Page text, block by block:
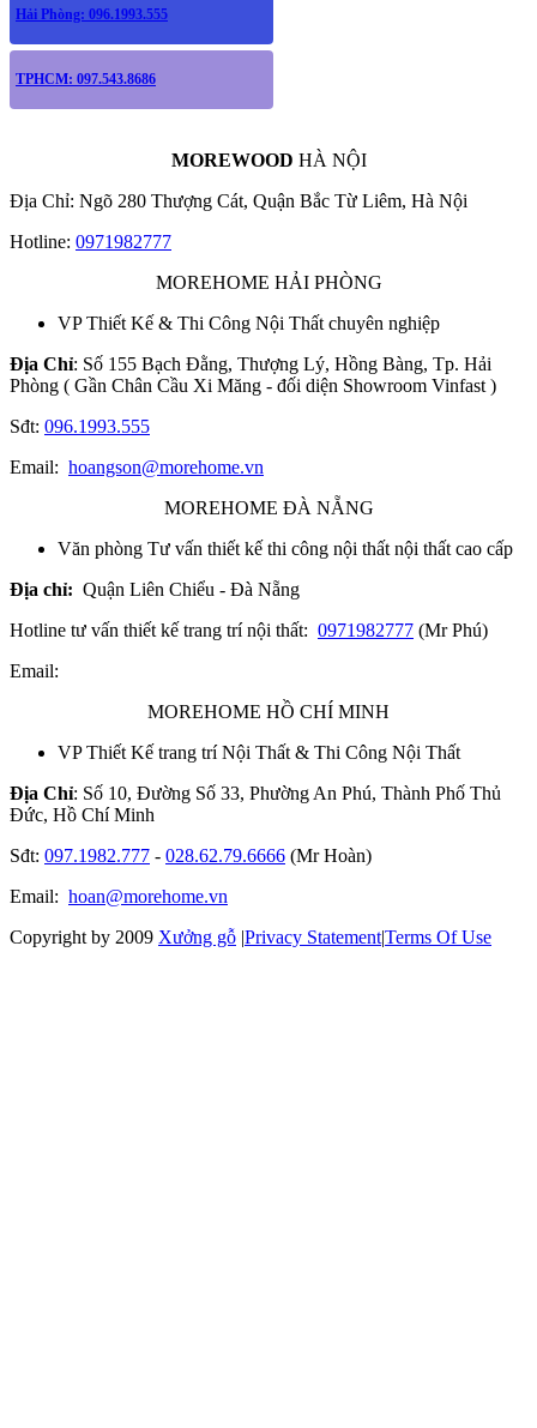
Hải Phòng: 096.1993.555
TPHCM: 097.543.8686
MOREWOOD HÀ NỘI
Địa Chỉ: Ngõ 280 Thượng Cát, Quận Bắc Từ Liêm, Hà Nội
Hotline: 0971982777
MOREHOME HẢI PHÒNG
VP Thiết Kế & Thi Công Nội Thất chuyên nghiệp
Địa Chỉ: Số 155 Bạch Đằng, Thượng Lý, Hồng Bàng, Tp. Hải
Phòng ( Gần Chân Cầu Xi Măng - đối diện Showroom Vinfast )
Sđt: 096.1993.555
Email: hoangson@morehome.vn
MOREHOME ĐÀ NẴNG
Văn phòng Tư vấn thiết kế thi công nội thất nội thất cao cấp
Địa chỉ: Quận Liên Chiểu - Đà Nẵng
Hotline tư vấn thiết kế trang trí nội thất: 0971982777 (Mr Phú)
Email:
MOREHOME HỒ CHÍ MINH
VP Thiết Kế trang trí Nội Thất & Thi Công Nội Thất
Địa Chỉ: Số 10, Đường Số 33, Phường An Phú, Thành Phố Thủ
Đức, Hồ Chí Minh
Sđt: 097.1982.777 - 028.62.79.6666 (Mr Hoàn)
Email: hoan@morehome.vn
Copyright by 2009 Xưởng gỗ |Privacy Statement|Terms Of Use